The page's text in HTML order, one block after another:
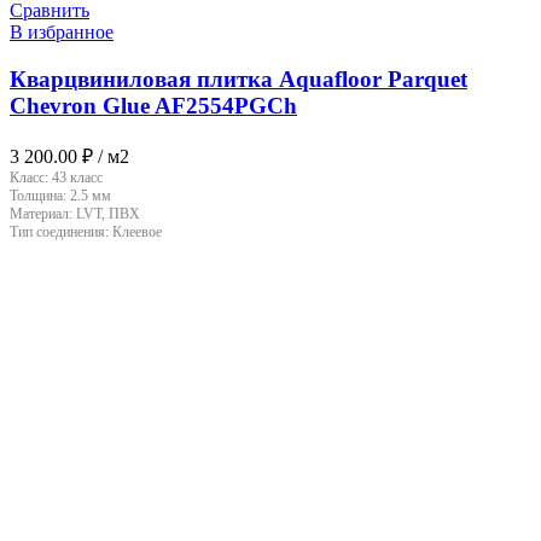
Сравнить
В избранное
Кварцвиниловая плитка Aquafloor Parquet
Chevron Glue AF2554PGCh
3 200.00 ₽ / м2
Класс: 43 класс
Толщина: 2.5 мм
Материал: LVT, ПВХ
Тип соединения: Клеевое